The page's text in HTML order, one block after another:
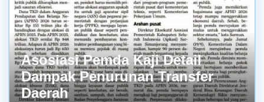
Asosiasi Pemda Kaji Detail
Dampak Penurunan Transfer
Daerah